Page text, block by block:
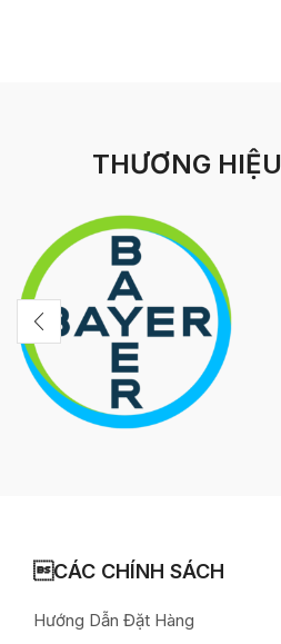
THƯƠNG
CÁC CHÍNH SÁCH
Hướng Dẫn Đặt Hàng